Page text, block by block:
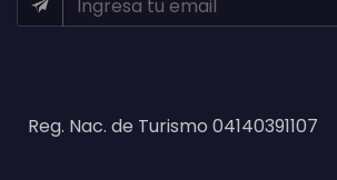
Reg. Nac. de Turismo 04140391107